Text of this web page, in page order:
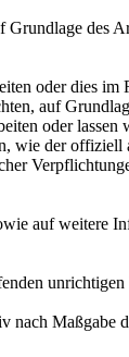
Grundlage des
oder dies
auf
oder
wie der offiziell
auf weitere
nach